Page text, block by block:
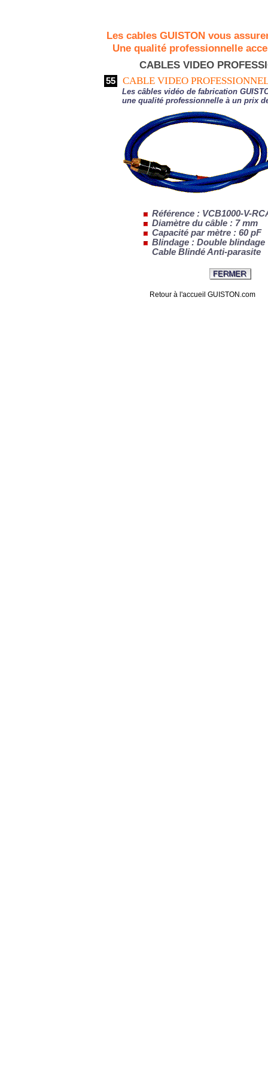
Les cables GUISTON vous
Une qualité professionnelle
CABLES VIDEO
55 CABLE VIDEO
Les câbles vidéo de fabrication
une qualité professionnelle à un prix
Référence : VCB1000-V-
Diamètre du câble : 7 mm
Capacité par mètre : 60 pF
Blindage : Double
Cable Blindé Anti-parasite
Retour à l'accueil GUISTON.com